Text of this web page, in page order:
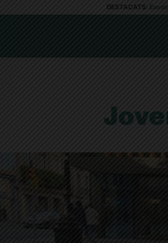
DESTACATS: